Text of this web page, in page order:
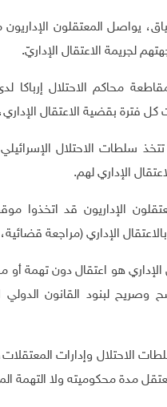
لجريمة الاعتقال الإداريّ.
محاكم الاحتلال إرباكا
كل فترة بقضية الاعتقال
سلطات الاحتلال
الإداري لهم.
الإداريون قد اتخذوا
الإداري (مراجعة
الإداري هو اعتقال دون تهمة أو
وصريح لبنود القانون الدولي
الاحتلال وإدارات
مدة محكوميته ولا التهمة